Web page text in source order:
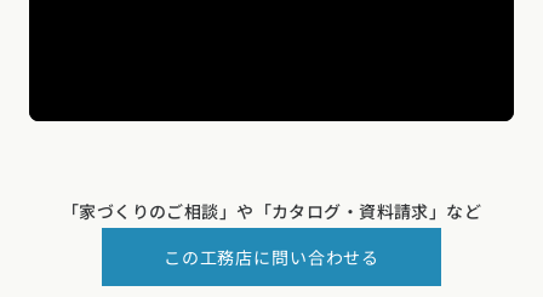
「家づくりのご相談」や 「カタログ・資料請求」など
この工務店に問い合わせる